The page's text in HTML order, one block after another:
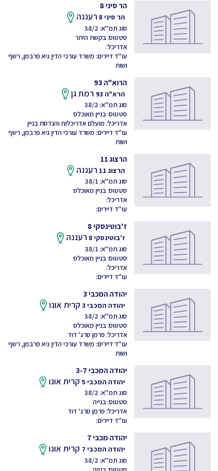
הר סיני 8
הר סיני 8 רעננה
סוג תמ"א: 38/2
סטטוס: בקשת היתר
אדריכל:
עו"ד דיירים: משרד עורכי הדין גיא פרבמן, רשף
ושות
הרוא"ה 93
הרא"ה 93 רמת גן
סוג תמ"א: 38/2
סטטוס: בניין מאוכלס
אדריכל: מועלם אדריכלות והנדסת בניין
עו"ד דיירים: משרד עורכי הדין גיא פרבמן, רשף
ושות
הרצוג 11
הרצוג 11 רעננה
סוג תמ"א: 38/1
סטטוס: בניין מאוכלס
אדריכל:
עו"ד דיירים:
ז'בוטינסקי 8
ז'בוטינסקי 8 רעננה
סוג תמ"א: 38/1
סטטוס: בניין מאוכלס
אדריכל:
עו"ד דיירים:
יהודה המכבי 3
יהודה המכבי 3 קרית אונו
סוג תמ"א: 38/2
סטטוס: בניין מאוכלס
אדריכל: פרמן סרג' דוד
עו"ד דיירים: משרד עורכי הדין גיא פרבמן, רשף
ושות
יהודה המכבי 3-7
יהודה המכבי 5 קרית אונו
סוג תמ"א: 38/2
סטטוס: בנייה
אדריכל: פרמן סרג' דוד
עו"ד דיירים:
יהודה מכבי 7
יהודה המכבי 7 קרית אונו
סוג תמ"א: 38/2